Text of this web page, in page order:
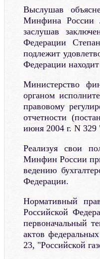
Выслушав
Минфина России
заслушав
Федерации
подлежит
Федерации
Министерство
органом
правовому
отчетности
июня 2004 г. N
Реализуя свои
Минфин России
ведению
Федерации.
Нормативный
Российской
первоначальный
актов
23, "Российской